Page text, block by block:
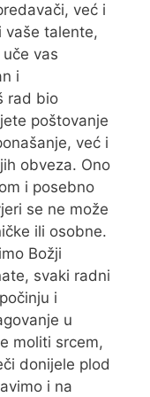
već i
vaše talente,
vas
i
rad bio
poštovanje
već i
obveza. Ono
i posebno
se ne može
ili osobne.
Božji
svaki radni
i
u
moliti srcem,
donijele plod
i na